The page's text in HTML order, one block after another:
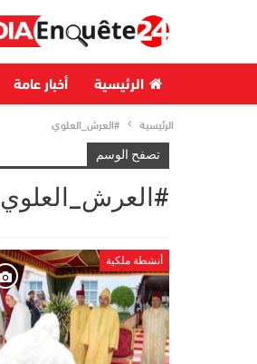
الرئيسية أخبار عامة
الرئيسية #العرش_العلوي
تصفح الوسم
#العرش_العلوي
أنشطة ملكية